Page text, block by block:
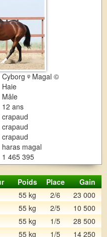
Cyborg ᵠ Magal ©
Haie
Mâle
12 ans
crapaud
crapaud
crapaud
haras magal
1 465 395
Poids Place
Gain
55 kg 2/6 23 000
55 kg 2/5 10 500
55 kg 1/5 28 500
55 kg 1/5 14 250